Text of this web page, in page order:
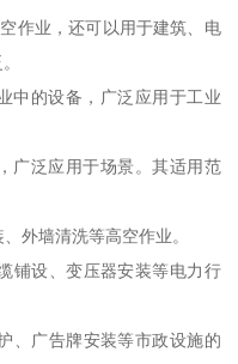
作业，还可以用于建筑、电
中的设备，广泛应用于工业
广泛应用于场景。其适用范
外墙清洗等高空作业。
铺设、变压器安装等电力行
、广告牌安装等市政设施的